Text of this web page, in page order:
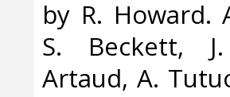
by R. Howard.
S. Beckett,
Artaud, A.